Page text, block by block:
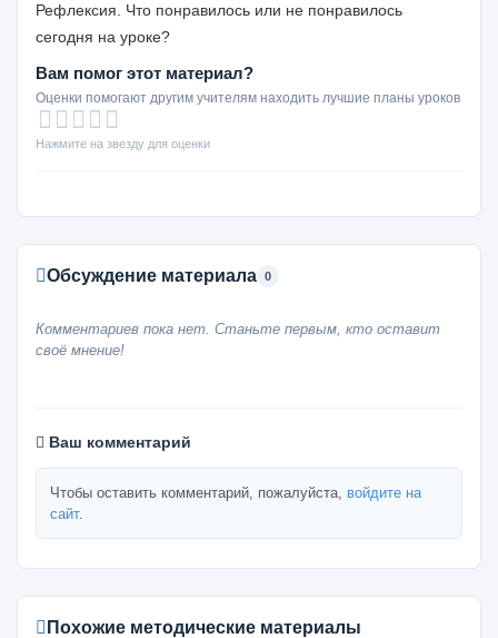
Рефлексия. Что понравилось или не понравилось
сегодня на уроке?
Вам помог этот материал?
Оценки помогают другим учителям находить лучшие планы уроков
Нажмите на звезду для оценки
Обсуждение материала 0
Комментариев пока нет. Станьте первым, кто оставит
своё мнение!
Ваш комментарий
Чтобы оставить комментарий, пожалуйста, войдите на
сайт.
Похожие методические материалы